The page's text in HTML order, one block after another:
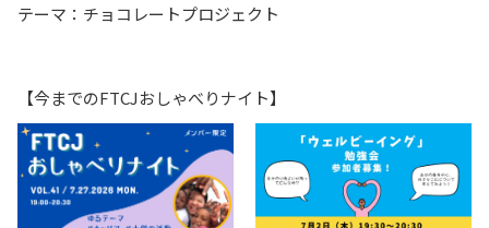
テーマ：チョコレートプロジェクト
【今までのFTCJおしゃべりナイト】